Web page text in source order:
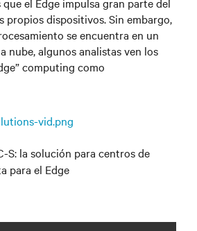
propios dispositivos. Sin embargo,
se encuentra en un
nube, algunos analistas ven los
computing como
S: la solución para centros de
para el Edge